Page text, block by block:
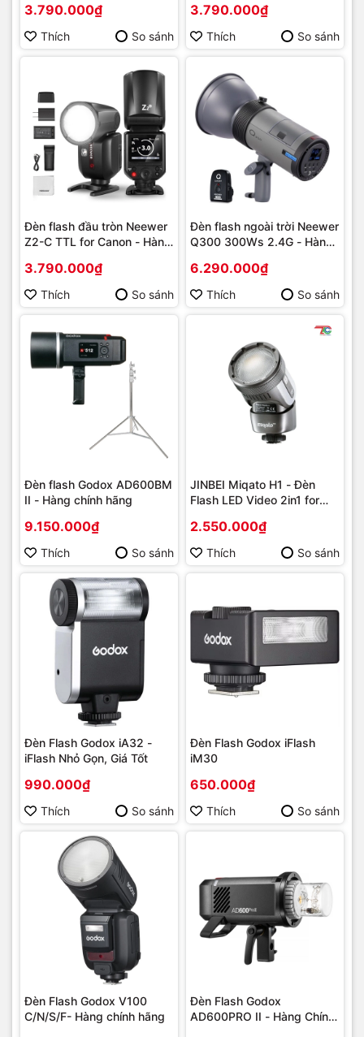
3.790.000₫
Thích So sánh
3.790.000₫
Thích So sánh
Đèn flash đầu tròn Neewer
Z2-C TTL for Canon - Hàng
3.790.000₫
Thích So sánh
Đèn flash ngoài trời Neewer
Q300 300Ws 2.4G - Hàng
6.290.000₫
Thích So sánh
Đèn flash Godox AD600BM
II - Hàng chính hãng
9.150.000₫
Thích So sánh
JINBEI Miqato H1 - Đèn
Flash LED Video 2in1 for
2.550.000₫
Thích So sánh
Đèn Flash Godox iA32 -
iFlash Nhỏ Gọn, Giá Tốt
990.000₫
Thích So sánh
Đèn Flash Godox iFlash
iM30
650.000₫
Thích So sánh
Đèn Flash Godox V100
C/N/S/F- Hàng chính hãng
Đèn Flash Godox
AD600PRO II - Hàng Chính